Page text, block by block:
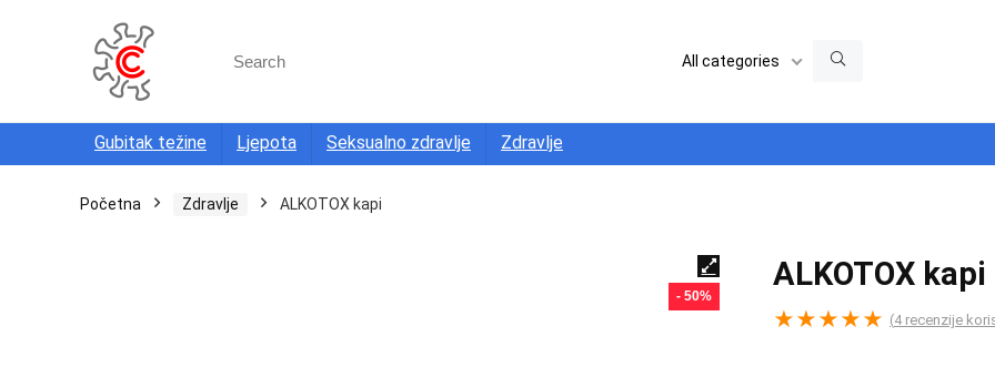
for:
All categories
Gubitak težine Ljepota Seksualno zdravlje Zdravlje
Početna Zdravlje ALKOTOX kapi
- 50%
ALKOTOX kapi
★★★★★ (4recenzije